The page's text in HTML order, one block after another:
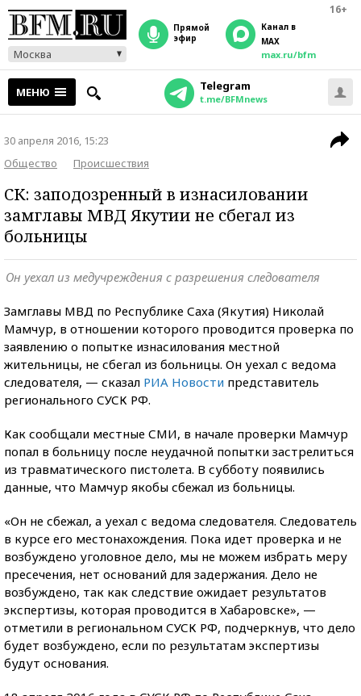
16+
Москва
прямой
эфир
Канал в
MAX
max.ru/bfm
МЕНЮ Telegram
t.me/BFMnews
30 апреля 2016, 15:23
Общество
Происшествия
СК: заподозренный в изнасиловании
замглавы МВД Якутии не сбегал из
больницы
Он уехал из медучреждения с разрешения следователя
Замглавы МВД по Республике Саха (Якутия) Николай
Мамчур, в отношении которого проводится проверка по
заявлению о попытке изнасилования местной
жительницы, не сбегал из больницы. Он уехал с ведома
следователя, — сказал РИА Новости представитель
регионального СУСК РФ.
Как сообщали местные СМИ, в начале проверки Мамчур
попал в больницу после неудачной попытки застрелиться
из травматического пистолета. В субботу появились
данные, что Мамчур якобы сбежал из больницы.
«Он не сбежал, а уехал с ведома следователя. Следователь
в курсе его местонахождения. Пока идет проверка и не
возбуждено уголовное дело, мы не можем избрать меру
пресечения, нет оснований для задержания. Дело не
возбуждено, так как следствие ожидает результатов
экспертизы, которая проводится в Хабаровске», —
отметили в региональном СУСК РФ, подчеркнув, что дело
будет возбуждено, если по результатам экспертизы
будут основания.